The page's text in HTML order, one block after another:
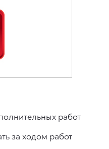
работ
за ходом работ